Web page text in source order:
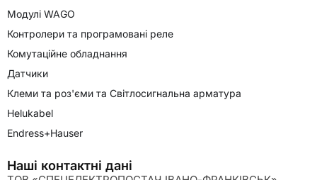
Модулі WAGO
Контролери та програмовані реле
Комутаційне обладнання
Датчики
Клеми та роз'єми та Світлосигнальна арматура
Helukabel
Endress+Hauser
Наші контактні дані